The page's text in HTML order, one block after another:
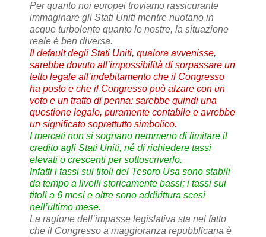
Per quanto noi europei troviamo rassicurante
immaginare gli Stati Uniti mentre nuotano in
acque turbolente quanto le nostre, la situazione
reale è ben diversa.
Il default degli Stati Uniti, qualora avvenisse,
sarebbe dovuto all’impossibilità di sorpassare un
tetto legale all’indebitamento che il Congresso
ha posto e che il Congresso può alzare con un
voto e un tratto di penna: sarebbe quindi una
questione legale, puramente contabile e avrebbe
un significato soprattutto simbolico.
I mercati non si sognano nemmeno di limitare il
credito agli Stati Uniti, né di richiedere tassi
elevati o crescenti per sottoscriverlo.
Infatti i tassi sui titoli del Tesoro Usa sono stabili
da tempo a livelli storicamente bassi; i tassi sui
titoli a 6 mesi e oltre sono addirittura scesi
nell’ultimo mese.
La ragione dell’impasse legislativa sta nel fatto
che il Congresso a maggioranza repubblicana è